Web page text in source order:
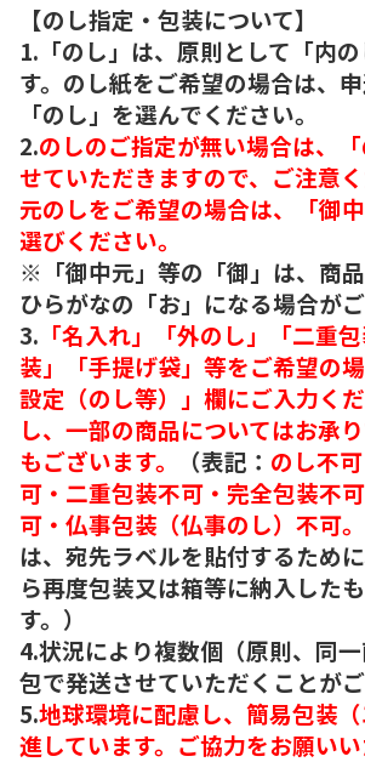
【のし指定・包装について】
1.「のし」は、原則として「内
す。のし紙をご希望の場合は、
「のし」を選んでください。
2.のしのご指定が無い場合は、
せていただきますので、ご注意
元のしをご希望の場合は、「御
選びください。
※「御中元」等の「御」は、商
ひらがなの「お」になる場合がご
3. 「名入れ」「外のし」「二重
装」「手提げ袋」等をご希望の
設定（のし等）」欄にご入力く
し、一部の商品についてはお承
もございます。
（表記： のし不
可・二重包装不可・完全包装不
可・仏事包装（仏事のし）不可。
は、宛先ラベルを貼付するため
ら再度包装又は箱等に納入した
す。）
4.状況により複数個（原則、同
包で発送させていただくことがご
5.地球環境に配慮し、簡易包装
進しています。ご協力をお願いい